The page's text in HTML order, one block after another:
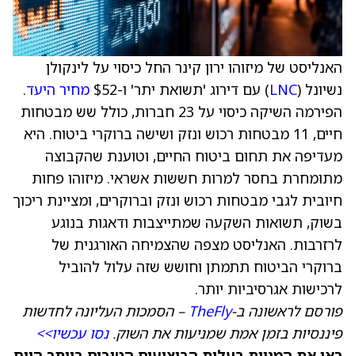
האנליסט של מיזוהו ירון קינר החל כיסוי על לינקולן
נשיונל (LNC) עם דירוג 'תשואת יתר' ו-$52 מחיר היעד.
הפירמה השיקה כיסוי על 23 חברות, כולל שש מבטחות
חיים, 11 מבטחות רכוש ונזק ושישה ברוקרי ביטוח. היא
מעדיפה את תחום ביטוח החיים, וטוענת שהקבוצה
מתומחרת בחסר למרות חששות אשראי. מיזוהו פחות
חיובית לגבי מבטחות רכוש ונזק וברוקרים, ומציינת ריכוך
בשוק, תשואות השקעה שמתייצבות ודאגות בנוגע
לרזרבות. האנליסט מצפה שהצמיחה האורגנית של
ברוקרי הביטוח תתמתן וחושש שזה עלול להוביל
לרכישות אגרסיביות יותר.
פורסם לראשונה ב-TheFly – הסמכות העליונה לחדשות
פיננסיות בזמן אמת שמניעות את השוק.נסו עכשיו>>